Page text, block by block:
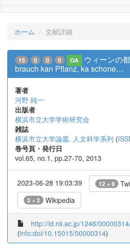
ホーム 文献詳細
15 0 0 0 OA
ウィーンの
brauch kan Pflanz, ka schone…
著者
河野 純一
出版者
横浜市立大学学術研究会
雑誌
横浜市立大学論叢. 人文科学系列 (
巻号頁・発行日
vol.65, no.1, pp.27-70, 2013
2023-06-28 19:03:39 12 + 8
3 + 2 Wikipedia
http://id.nii.ac.jp/1246/
(info:doi/10.15015/00000314)